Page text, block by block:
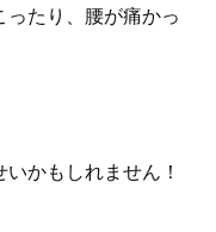
たり、腰が痛かっ
かもしれません！